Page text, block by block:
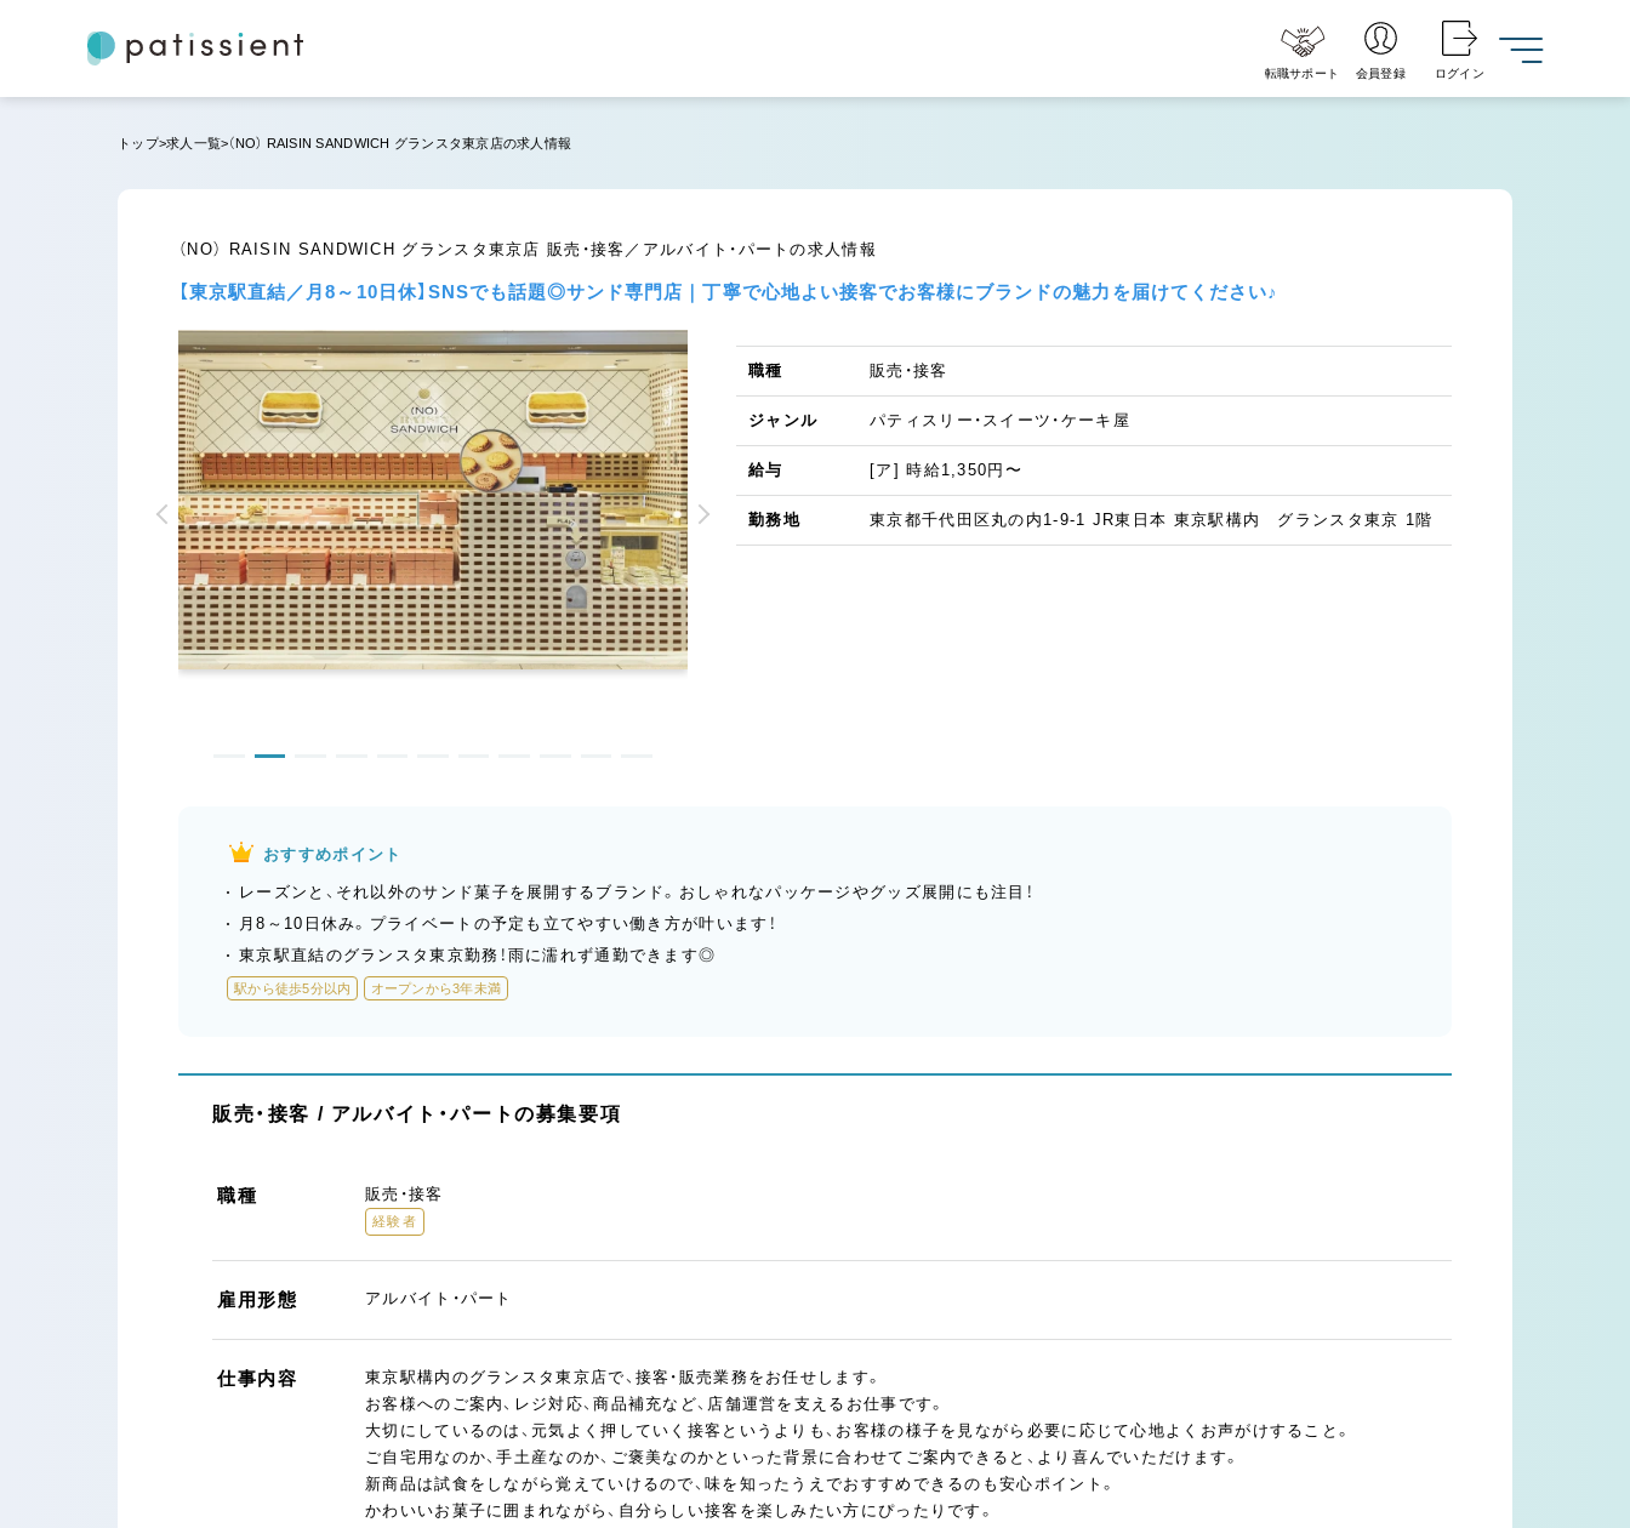
転職サポート 会員登録 ログイン
トップ 求人一覧 （NO） RAISIN SANDWICH グランスタ東京店の求人情報
（NO） RAISIN SANDWICH グランスタ東京店 販売・接客／アルバイト・パートの求人情報
【東京駅直結／月8～10日休】SNSでも話題◎サンド専門店｜丁寧で心地よい接客でお客様にブランドの魅力を届けてください♪
職種 販売・接客
ジャンル パティスリー・スイーツ・ケーキ屋
給与 [ア] 時給1,350円〜
勤務地 東京都千代田区丸の内1-9-1 JR東日本 東京駅構内 グランスタ東京 1階
おすすめポイント
レーズンと、それ以外のサンド菓子を展開するブランド。おしゃれなパッケージやグッズ展開にも注目！
月8～10日休み。プライベートの予定も立てやすい働き方が叶います！
東京駅直結のグランスタ東京勤務！雨に濡れず通勤できます◎
駅から徒歩5分以内 オープンから3年未満
販売・接客 / アルバイト・パートの募集要項
職種 販売・接客
経験者
雇用形態 アルバイト・パート
仕事内容
東京駅構内のグランスタ東京店で、接客・販売業務をお任せします。
お客様へのご案内、レジ対応、商品補充など、店舗運営を支えるお仕事です。
大切にしているのは、元気よく押していく接客というよりも、お客様の様子を見ながら必要に応じて心地よくお声がけすること。
ご自宅用なのか、手土産なのか、ご褒美なのかといった背景に合わせてご案内できると、より喜んでいただけます。
新商品は試食をしながら覚えていけるので、味を知ったうえでおすすめできるのも安心ポイント。
かわいいお菓子に囲まれながら、自分らしい接客を楽しみたい方にぴったりです。